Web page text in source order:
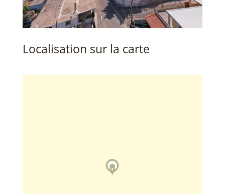
Localisation sur la carte